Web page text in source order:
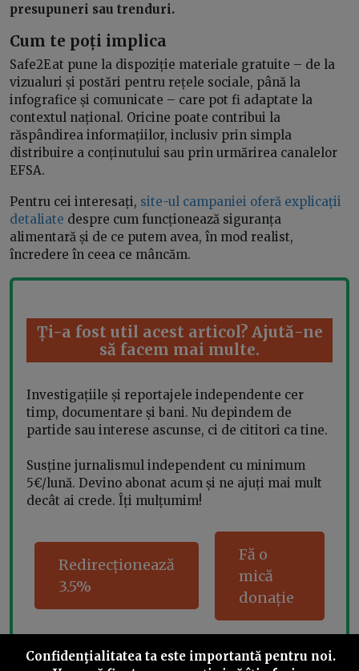
presupuneri sau trenduri.
Cum te poți implica
Safe2Eat pune la dispoziție materiale gratuite – de la
vizualuri și postări pentru rețele sociale, până la
infografice și comunicate – care pot fi adaptate la
contextul național. Oricine poate contribui la
răspândirea informațiilor, inclusiv prin simpla
distribuire a conținutului sau prin urmărirea canalelor
EFSA.
Pentru cei interesați, site-ul campaniei oferă explicații
detaliate despre cum funcționează siguranța
alimentară și de ce putem avea, în mod realist,
încredere în ceea ce mâncăm.
Ți-a fost util acest articol? Ajută-ne
să facem mai multe.
Investigațiile și reportajele independente cer
timp, documentare și bani. Nu depindem de
partide sau interese ascunse, ci de cititori ca tine.
Susține jurnalismul independent cu minimum
5€/lună. Devino abonat acum și ne ajuți mai mult
decât ai crede. Îți mulțumim!
Redirecționează
3.5%
Fă o
mică
donație
Confidenţialitatea ta este importantă pentru noi.